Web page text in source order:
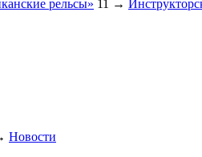
рельсы» 11 →
Новости